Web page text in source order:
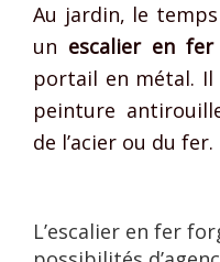
Au jardin, le
un escalier en fer
portail en métal. Il
peinture
de l’acier ou du fer.
L’escalier en fer